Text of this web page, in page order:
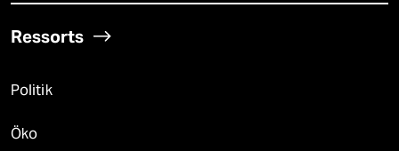
Ressorts
Politik
Öko